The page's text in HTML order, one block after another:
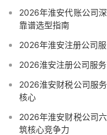
2026年淮安代账公司
靠谱选型指南
2026年淮安注册公司
2026淮安注册公司服
2026淮安财税公司服
核心
2026年淮安财税公司
筑核心竞争力